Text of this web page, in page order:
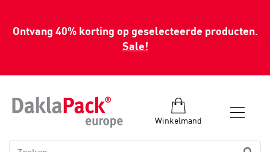
Ontvang 40% korting op geselecteerde producten.
Sale!
Winkelmand